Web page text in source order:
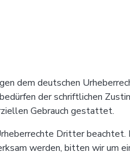
dem deutschen
der schriftlichen
Gebrauch gestattet.
Dritter
werden, bitten wir um